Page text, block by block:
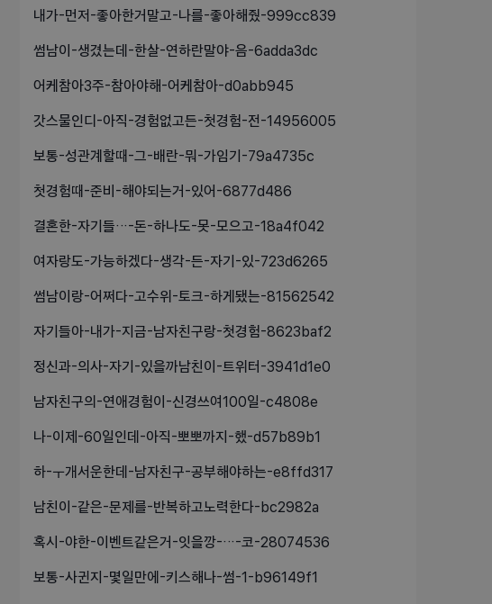
내가-먼저-좋아한거말고-나를-좋아해줬-999cc839
썸남이-생겼는데-한살-연하란말야-음-6adda3dc
어케참아3주-참아야해-어케참아-d0abb945
갓스물인디-아직-경험없고든-첫경험-전-14956005
보통-성관계할때-그-배란-뭐-가임기-79a4735c
첫경험때-준비-해야되는거-있어-6877d486
결혼한-자기들…-돈-하나도-못-모으고-18a4f042
여자랑도-가능하겠다-생각-든-자기-있-723d6265
썸남이랑-어쩌다-고수위-토크-하게됐는-81562542
자기들아-내가-지금-남자친구랑-첫경험-8623baf2
정신과-의사-자기-있을까남친이-트위터-3941d1e0
남자친구의-연애경험이-신경쓰여100일-c4808e
나-이제-60일인데-아직-뽀뽀까지-했-d57b89b1
하-ㅜ개서운한데-남자친구-공부해야하는-e8ffd317
남친이-같은-문제를-반복하고노력한다-bc2982a
혹시-야한-이벤트같은거-잇을깡-…-코-28074536
보통-사귄지-몇일만에-키스해나-썸-1-b96149f1